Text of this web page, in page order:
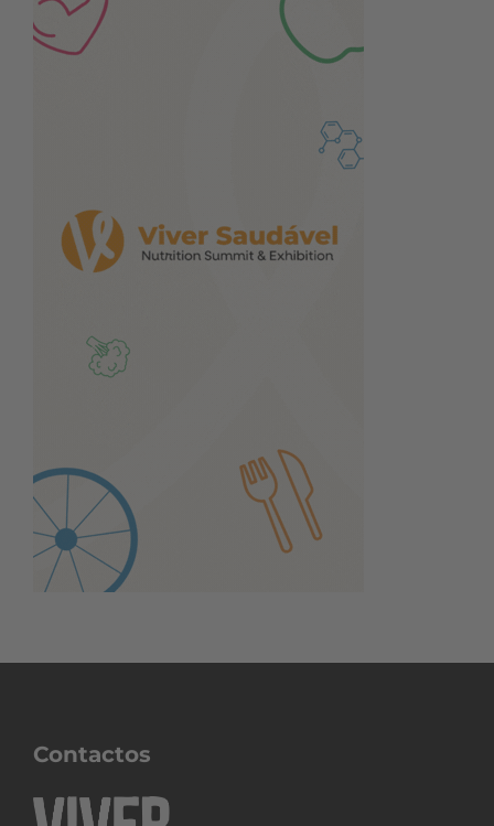
Contactos